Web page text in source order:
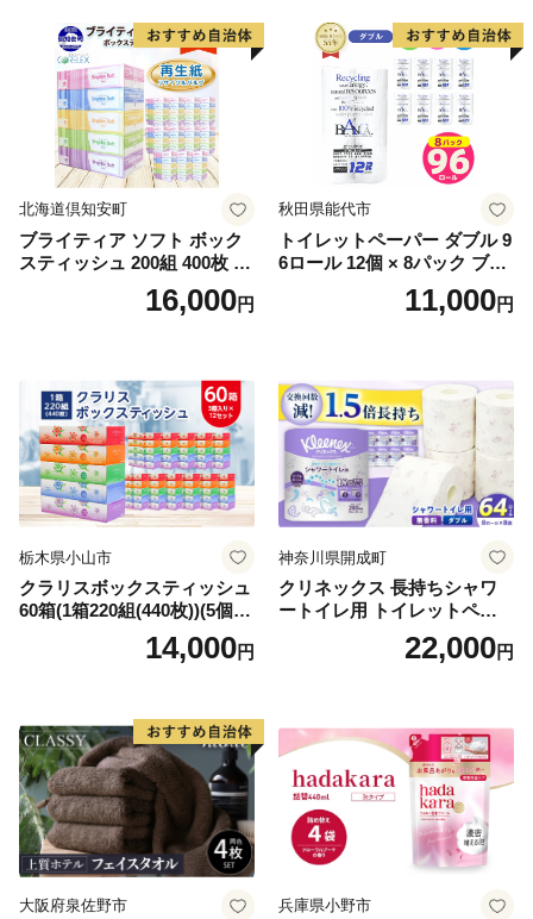
北海道倶知安町
ブライティア ソフト ボック
スティッシュ 200組 400枚 60
箱 日本製 まとめ買い ティッ
シュ リサイクル 長持 防災 常
倶知安町 日用品
16,000円
秋田県能代市
トイレットペーパー ダブル 9
6ロール 12個 × 8パック ブラ
ンカ 再生紙 100％ 芯あり 日
用品 消耗品 無香料 生活用品
11,000円
栃木県小山市
クラリスボックスティッシュ
60箱(1箱220組(440枚))(5個入
り×12セット)【1256759】
14,000円
神奈川県開成町
クリネックス 長持ちシャワ
ートイレ用 トイレットペー
パー（ダブル）64ロール(8ロ
ール×8パック) 開成町 トイレ
蓄 防災 エコ 消耗品 生活雑貨
生活用品 無香料 トイレット
ペーパー ダブル といれっと
ぺーぱー トイレ クレシア ト
イレットペーパー [BDBH002
-1]
22,000円
大阪府泉佐野市 兵庫県小野市